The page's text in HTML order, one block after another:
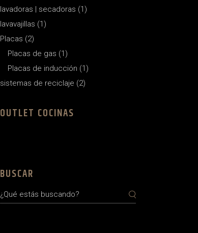
lavadoras | secadoras 11
product
lavavajillas 11
product
Placas 22
products
Placas de gas 11
product
Placas de inducción 11
product
sistemas de reciclaje 22
products
OUTLET COCINAS
BUSCAR